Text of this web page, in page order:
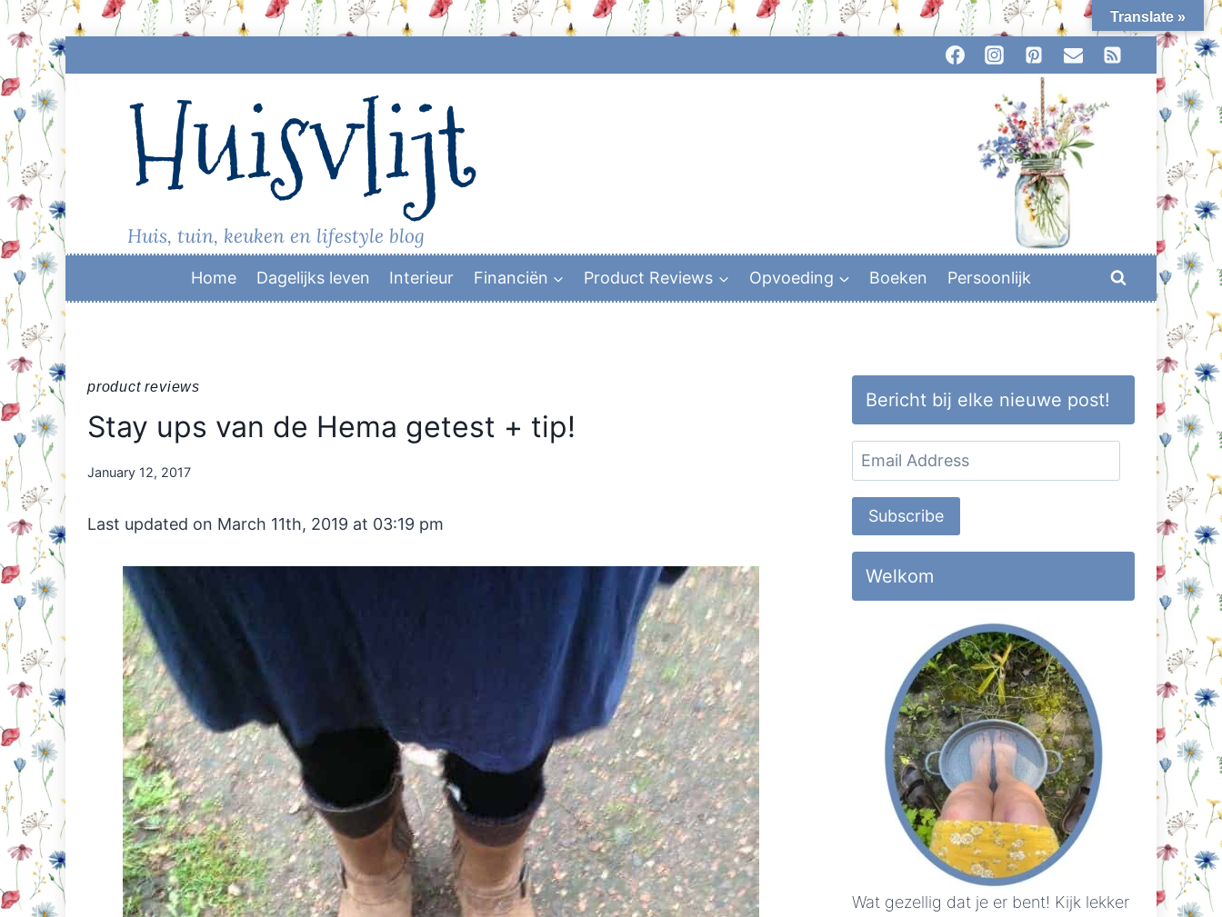
Skip
to
Huisvlijt
Huis, tuin, keuken en lifestyle blog
Home Dagelijks leven Interieur Financiën Product Reviews Opvoeding Boeken Persoonlijk
product reviews
Stay ups van de Hema getest + tip!
By
January 12, 2017
Last updated on March 11th, 2019 at 03:19 pm
Bericht bij elke nieuwe post!
Email
Address
Subscribe
Welkom
Wat gezellig dat je er bent! Kijk lekker
Translate »